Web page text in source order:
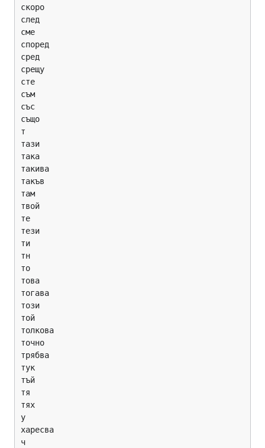
скоро
след
сме
според
сред
срещу
сте
съм
със
също
т
тази
така
такива
такъв
там
твой
те
тези
ти
тн
то
това
тогава
този
той
толкова
точно
трябва
тук
тъй
тя
тях
у
харесва
ч